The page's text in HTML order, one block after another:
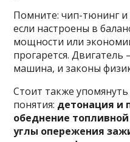
Помните: чип-тюнинг и
если настроены в
мощности или
прогарется.
машина, и законы
Стоит также
понятия: детонация и
обеднение
углы опережения